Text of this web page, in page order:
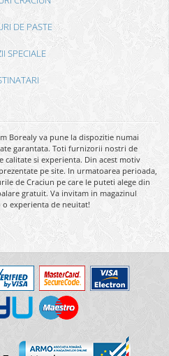
DE PASTE
SPECIALE
Borealy va pune la dispozitie numai
garantata. Toti furnizorii nostri de
si experienta. Din acest motiv
pe site. In urmatoarea perioada,
de Craciun pe care le puteti alege din
gratuit. Va invitam in magazinul
experienta de neuitat!